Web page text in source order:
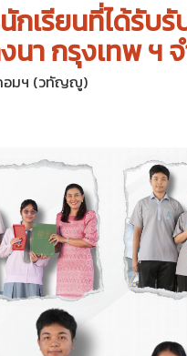
เรียนที่ได้รับรั
า กรุงเทพ ฯ
อมฯ (วทัญญู)